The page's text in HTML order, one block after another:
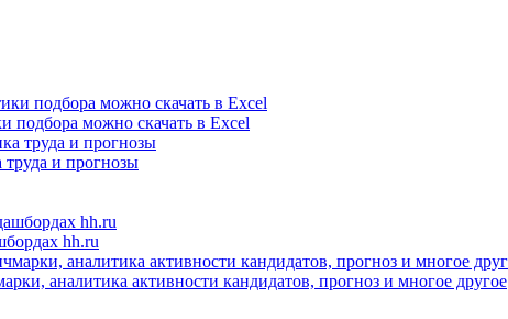
подбора можно скачать в Excel
труда и прогнозы
hh.ru
аналитика активности кандидатов, прогноз и многое другое